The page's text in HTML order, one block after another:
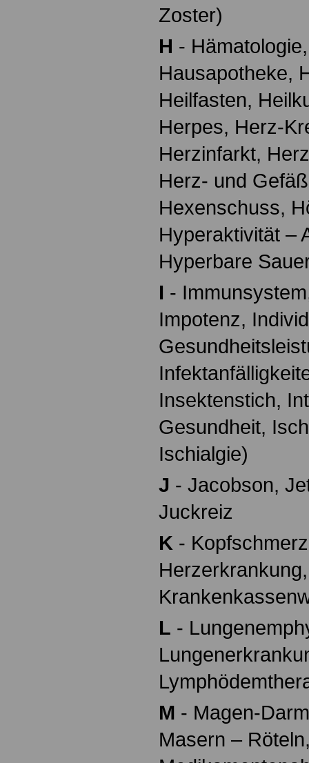
Zoster)
H -
Hausapotheke,
Heilfasten,
Herpes, Herz-
Herzinfarkt,
Herz- und
Hexenschuss,
Hyperaktivität –
Hyperbare
I -
Impotenz,
Insektenstich,
Gesundheit,
Ischialgie)
J - Jacobson,
Juckreiz
K -
L -
M - Magen-
Masern –